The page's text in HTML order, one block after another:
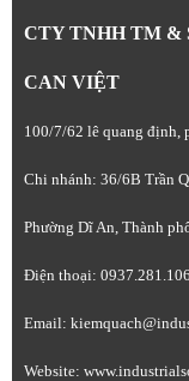
CTY TNHH TM &
CAN VIỆT
100/7/62 lê quang định,
Chi nhánh: 36/6B Trần
Phường Dĩ An, Thành
Điện thoại:
Email:
Website: